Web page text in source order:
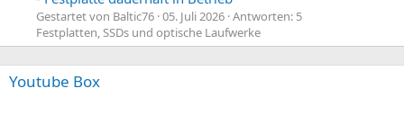
Gestartet von Baltic76 05. Juli 2026 Antworten: 5
Festplatten, SSDs und optische Laufwerke
Youtube Box